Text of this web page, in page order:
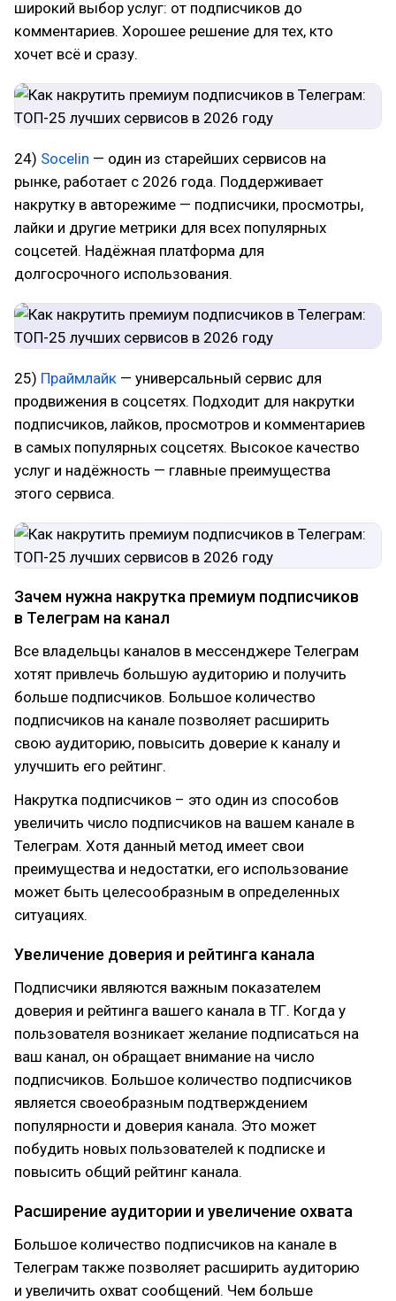
широкий выбор услуг: от подписчиков до
комментариев. Хорошее решение для тех, кто
хочет всё и сразу.
24) Socelin — один из старейших сервисов на
рынке, работает с 2026 года. Поддерживает
накрутку в авторежиме — подписчики, просмотры,
лайки и другие метрики для всех популярных
соцсетей. Надёжная платформа для
долгосрочного использования.
25) Праймлайк — универсальный сервис для
продвижения в соцсетях. Подходит для накрутки
подписчиков, лайков, просмотров и комментариев
в самых популярных соцсетях. Высокое качество
услуг и надёжность — главные преимущества
этого сервиса.
Зачем нужна накрутка премиум подписчиков
в Телеграм на канал
Все владельцы каналов в мессенджере Телеграм
хотят привлечь большую аудиторию и получить
больше подписчиков. Большое количество
подписчиков на канале позволяет расширить
свою аудиторию, повысить доверие к каналу и
улучшить его рейтинг.
Накрутка подписчиков – это один из способов
увеличить число подписчиков на вашем канале в
Телеграм. Хотя данный метод имеет свои
преимущества и недостатки, его использование
может быть целесообразным в определенных
ситуациях.
Увеличение доверия и рейтинга канала
Подписчики являются важным показателем
доверия и рейтинга вашего канала в ТГ. Когда у
пользователя возникает желание подписаться на
ваш канал, он обращает внимание на число
подписчиков. Большое количество подписчиков
является своеобразным подтверждением
популярности и доверия канала. Это может
побудить новых пользователей к подписке и
повысить общий рейтинг канала.
Расширение аудитории и увеличение охвата
Большое количество подписчиков на канале в
Телеграм также позволяет расширить аудиторию
и увеличить охват сообщений. Чем больше